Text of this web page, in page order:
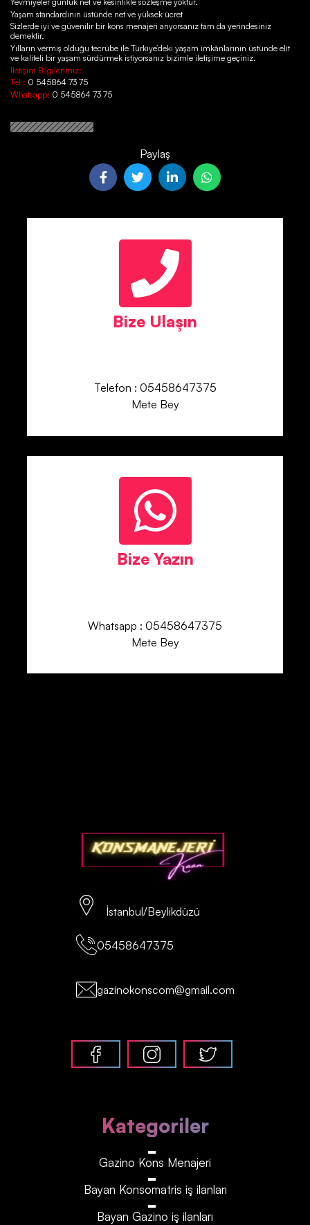
Yaşam standardının üstünde net ve yüksek ücret
Sizlerde iyi ve güvenilir bir kons menajeri arıyorsanız tam da yerindesiniz
demektir.
Yılların vermiş olduğu tecrübe ile Türkiye’deki yaşam imkânlarının üstünde elit
ve kaliteli bir yaşam sürdürmek istiyorsanız bizimle iletişime geçiniz.
İletişim Bilgilerimiz:
Tel : 0 545864 73 75
Whatsapp: 0 545864 73 75
Paylaş
Bize Ulaşın
Telefon : 05458647375
Mete Bey
Bize Yazın
Whatsapp : 05458647375
Mete Bey
İstanbul/Beylikdüzü
05458647375
gazinokonscom@gmail.com
Kategoriler
Gazino Kons Menajeri
Bayan Konsomatris iş ilanları
Bayan Gazino iş ilanları